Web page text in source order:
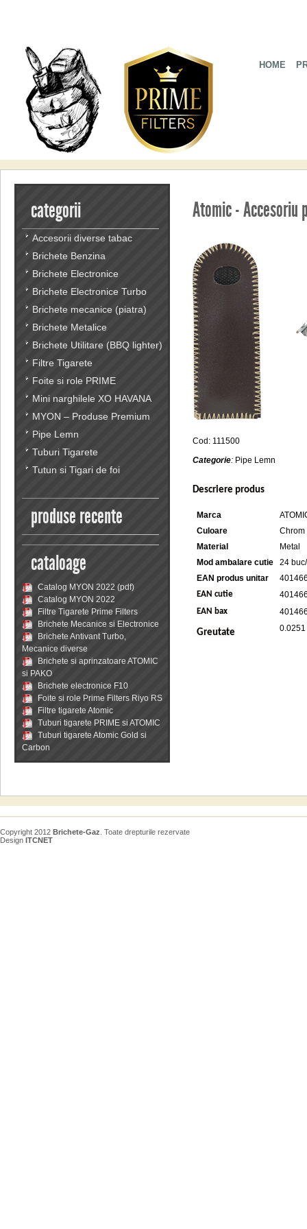
HOME
categorii
Accesorii diverse tabac
Brichete Benzina
Brichete Electronice
Brichete Electronice Turbo
Brichete mecanice (piatra)
Brichete Metalice
Brichete Utilitare (BBQ lighter)
Filtre Tigarete
Foite si role PRIME
Mini narghilele XO HAVANA
MYON – Produse Premium
Pipe Lemn
Tuburi Tigarete
Tutun si Tigari de foi
produse recente
cataloage
Catalog MYON 2022 (pdf)
Catalog MYON 2022
Filtre Tigarete Prime Filters
Brichete Mecanice si Electronice
Brichete Antivant Turbo,
Mecanice diverse
Brichete si aprinzatoare ATOMIC
si PAKO
Brichete electronice F10
Foite si role Prime Filters Riyo RS
Filtre tigarete Atomic
Tuburi tigarete PRIME si ATOMIC
Tuburi tigarete Atomic Gold si
Carbon
Atomic -
Cod: 111500
Categorie: Pipe Lemn
Descriere produs
Marca
Culoare
Chrom
Material
Metal
Mod ambalare cutie
24
EAN produs unitar
EAN cutie
EAN bax
Greutate
Copyright 2012 Brichete-Gaz . Toate drepturile rezervate
Design ITCNET